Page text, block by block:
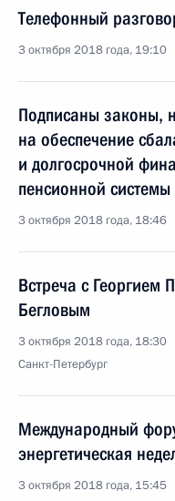
Телефонный
3 октября 2018 года, 19:10
Подписаны законы,
на обеспечение
и долгосрочной
пенсионной системы
3 октября 2018 года, 18:46
Встреча с Георгием
Бегловым
3 октября 2018 года, 18:30
Санкт-Петербург
Международный
энергетическая
3 октября 2018 года, 15:45